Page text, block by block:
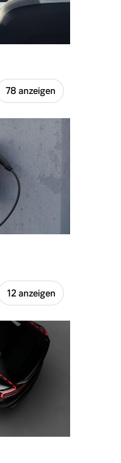
78 anzeigen
12 anzeigen